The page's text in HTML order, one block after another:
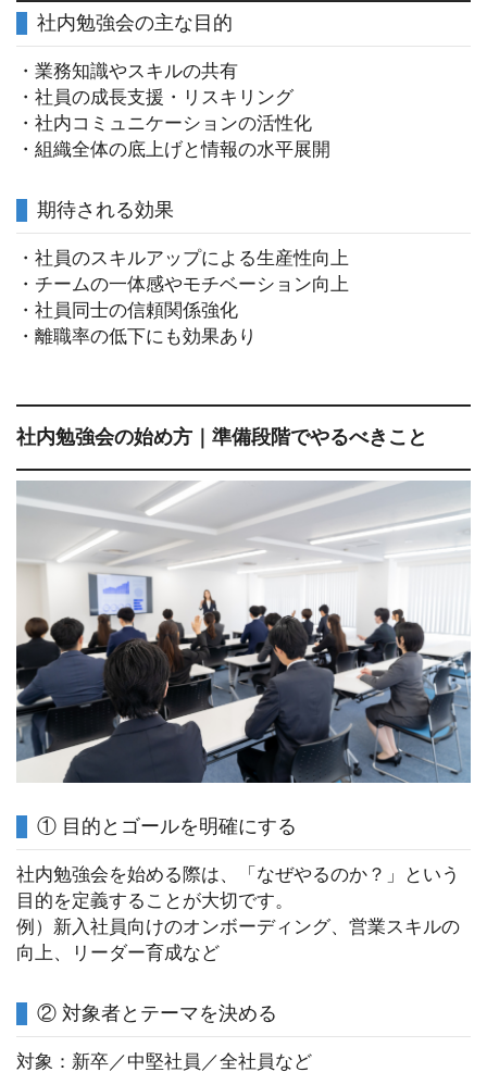
社内勉強会の主な目的
・業務知識やスキルの共有
・社員の成長支援・リスキリング
・社内コミュニケーションの活性化
・組織全体の底上げと情報の水平展開
期待される効果
・社員のスキルアップによる生産性向上
・チームの一体感やモチベーション向上
・社員同士の信頼関係強化
・離職率の低下にも効果あり
社内勉強会の始め方｜準備段階でやるべきこと
① 目的とゴールを明確にする
社内勉強会を始める際は、「なぜやるのか？」という
目的を定義することが大切です。
例）新入社員向けのオンボーディング、営業スキルの
向上、リーダー育成など
② 対象者とテーマを決める
対象：新卒／中堅社員／全社員など